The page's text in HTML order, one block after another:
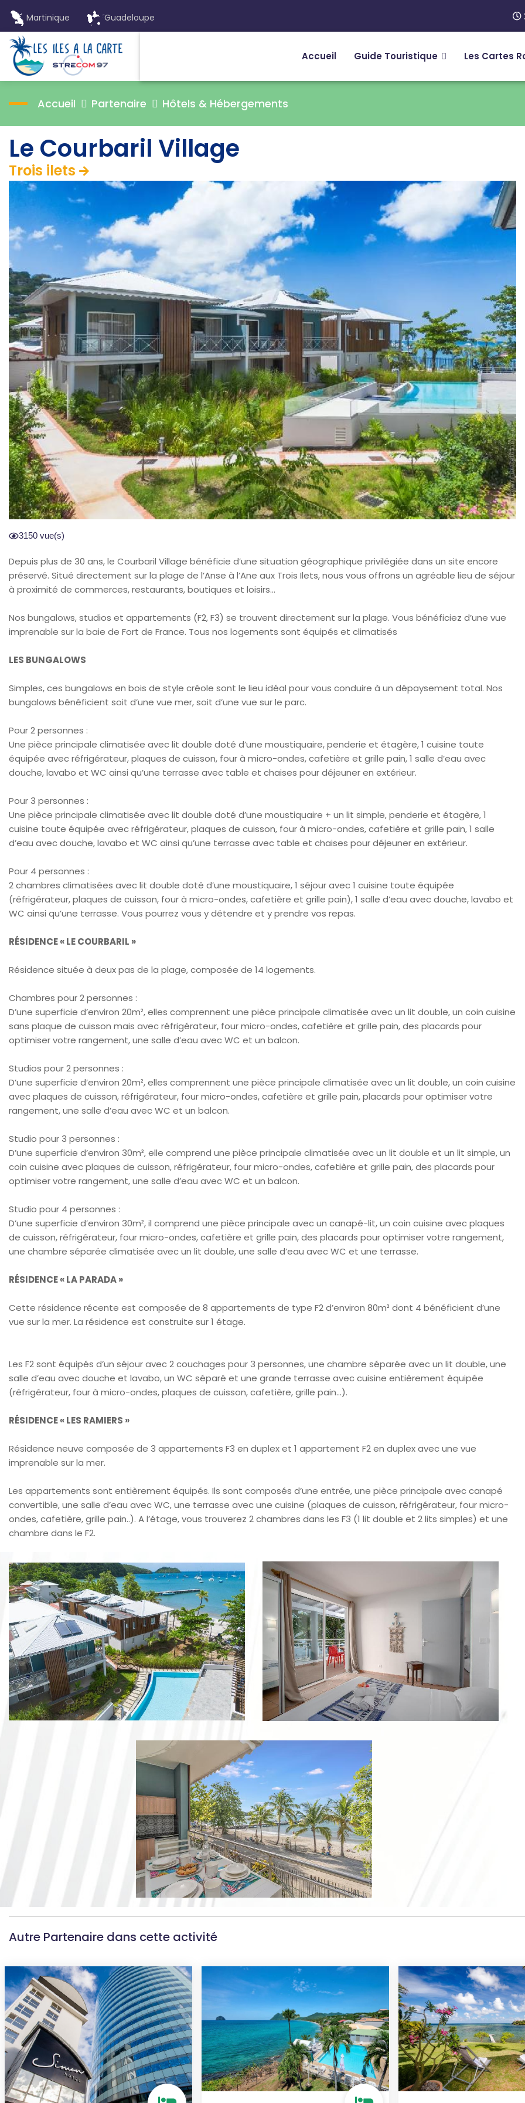
Martinique Guadeloupe
Accueil Guide Touristique Les Cartes
Accueil Partenaire Hôtels & Hébergements
Le Courbaril Village
Trois ilets
3150 vue(s)
Depuis plus de 30 ans, le Courbaril Village bénéficie d’une situation géographique privilégiée dans un site encore
préservé. Situé directement sur la plage de l’Anse à l’Ane aux Trois Ilets, nous vous offrons un agréable lieu de séjour
à proximité de commerces, restaurants, boutiques et loisirs...
Nos bungalows, studios et appartements (F2, F3) se trouvent directement sur la plage. Vous bénéficiez d’une vue
imprenable sur la baie de Fort de France. Tous nos logements sont équipés et climatisés
LES BUNGALOWS
Simples, ces bungalows en bois de style créole sont le lieu idéal pour vous conduire à un dépaysement total. Nos
bungalows bénéficient soit d’une vue mer, soit d’une vue sur le parc.
Pour 2 personnes :
Une pièce principale climatisée avec lit double doté d’une moustiquaire, penderie et étagère, 1 cuisine toute
équipée avec réfrigérateur, plaques de cuisson, four à micro-ondes, cafetière et grille pain, 1 salle d’eau avec
douche, lavabo et WC ainsi qu’une terrasse avec table et chaises pour déjeuner en extérieur.
Pour 3 personnes :
Une pièce principale climatisée avec lit double doté d’une moustiquaire + un lit simple, penderie et étagère, 1
cuisine toute équipée avec réfrigérateur, plaques de cuisson, four à micro-ondes, cafetière et grille pain, 1 salle
d’eau avec douche, lavabo et WC ainsi qu’une terrasse avec table et chaises pour déjeuner en extérieur.
Pour 4 personnes :
2 chambres climatisées avec lit double doté d’une moustiquaire, 1 séjour avec 1 cuisine toute équipée
(réfrigérateur, plaques de cuisson, four à micro-ondes, cafetière et grille pain), 1 salle d’eau avec douche, lavabo et
WC ainsi qu’une terrasse. Vous pourrez vous y détendre et y prendre vos repas.
RÉSIDENCE « LE COURBARIL »
Résidence située à deux pas de la plage, composée de 14 logements.
Chambres pour 2 personnes :
D’une superficie d’environ 20m², elles comprennent une pièce principale climatisée avec un lit double, un coin cuisine
sans plaque de cuisson mais avec réfrigérateur, four micro-ondes, cafetière et grille pain, des placards pour
optimiser votre rangement, une salle d’eau avec WC et un balcon.
Studios pour 2 personnes :
D’une superficie d’environ 20m², elles comprennent une pièce principale climatisée avec un lit double, un coin cuisine
avec plaques de cuisson, réfrigérateur, four micro-ondes, cafetière et grille pain, placards pour optimiser votre
rangement, une salle d’eau avec WC et un balcon.
Studio pour 3 personnes :
D’une superficie d’environ 30m², elle comprend une pièce principale climatisée avec un lit double et un lit simple, un
coin cuisine avec plaques de cuisson, réfrigérateur, four micro-ondes, cafetière et grille pain, des placards pour
optimiser votre rangement, une salle d’eau avec WC et un balcon.
Studio pour 4 personnes :
D’une superficie d’environ 30m², il comprend une pièce principale avec un canapé-lit, un coin cuisine avec plaques
de cuisson, réfrigérateur, four micro-ondes, cafetière et grille pain, des placards pour optimiser votre rangement,
une chambre séparée climatisée avec un lit double, une salle d’eau avec WC et une terrasse.
RÉSIDENCE « LA PARADA »
Cette résidence récente est composée de 8 appartements de type F2 d’environ 80m² dont 4 bénéficient d’une
vue sur la mer. La résidence est construite sur 1 étage.
Les F2 sont équipés d’un séjour avec 2 couchages pour 3 personnes, une chambre séparée avec un lit double, une
salle d’eau avec douche et lavabo, un WC séparé et une grande terrasse avec cuisine entièrement équipée
(réfrigérateur, four à micro-ondes, plaques de cuisson, cafetière, grille pain...).
RÉSIDENCE « LES RAMIERS »
Résidence neuve composée de 3 appartements F3 en duplex et 1 appartement F2 en duplex avec une vue
imprenable sur la mer.
Les appartements sont entièrement équipés. Ils sont composés d’une entrée, une pièce principale avec canapé
convertible, une salle d’eau avec WC, une terrasse avec une cuisine (plaques de cuisson, réfrigérateur, four micro-
ondes, cafetière, grille pain..). A l’étage, vous trouverez 2 chambres dans les F3 (1 lit double et 2 lits simples) et une
chambre dans le F2.
Autre Partenaire dans cette activité